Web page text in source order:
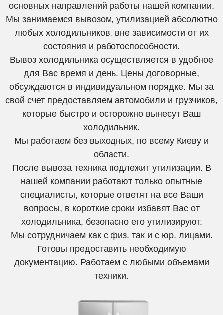
основных направлений работы нашей компании.
Мы занимаемся вывозом, утилизацией абсолютно
любых холодильников, вне зависимости от их
состояния и работоспособности.
Вывоз холодильника осуществляется в удобное
для Вас время и день. Цены договорные,
обсуждаются в индивидуальном порядке. Мы за
свой счет предоставляем автомобили и грузчиков,
которые быстро и осторожно вынесут Ваш
холодильник.
Мы работаем без выходных, по всему Киеву и
области.
После вывоза техника подлежит утилизации. В
нашей компании работают только опытные
специалисты, которые ответят на все Ваши
вопросы, в короткие сроки избавят Вас от
холодильника, безопасно его утилизируют.
Мы сотрудничаем как с физ. так и с юр. лицами.
Готовы предоставить необходимую
документацию. Работаем с любыми объемами
техники.